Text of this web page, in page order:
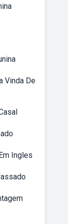
Vinda De
Ingles